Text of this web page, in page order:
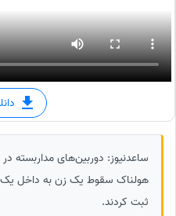
ساعدنیوز: دوربین‌های مداربسته
هولناک سقوط یک زن به داخل یک
ثبت کردند.